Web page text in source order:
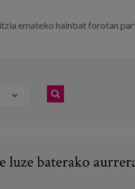
emateko hainbat forotan
baterako